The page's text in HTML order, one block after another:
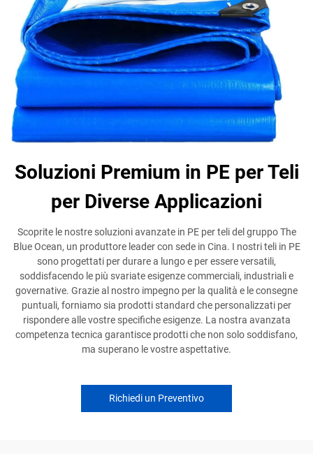
Soluzioni Premium in PE per Teli
per Diverse Applicazioni
Scoprite le nostre soluzioni avanzate in PE per teli del gruppo The
Blue Ocean, un produttore leader con sede in Cina. I nostri teli in PE
sono progettati per durare a lungo e per essere versatili,
soddisfacendo le più svariate esigenze commerciali, industriali e
governative. Grazie al nostro impegno per la qualità e le consegne
puntuali, forniamo sia prodotti standard che personalizzati per
rispondere alle vostre specifiche esigenze. La nostra avanzata
competenza tecnica garantisce prodotti che non solo soddisfano,
ma superano le vostre aspettative.
Richiedi un Preventivo